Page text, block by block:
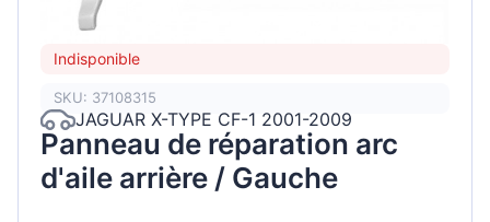
Indisponible
SKU: 37108315
JAGUAR X-TYPE CF-1 2001-2009
Panneau de réparation arc
d'aile arrière / Gauche